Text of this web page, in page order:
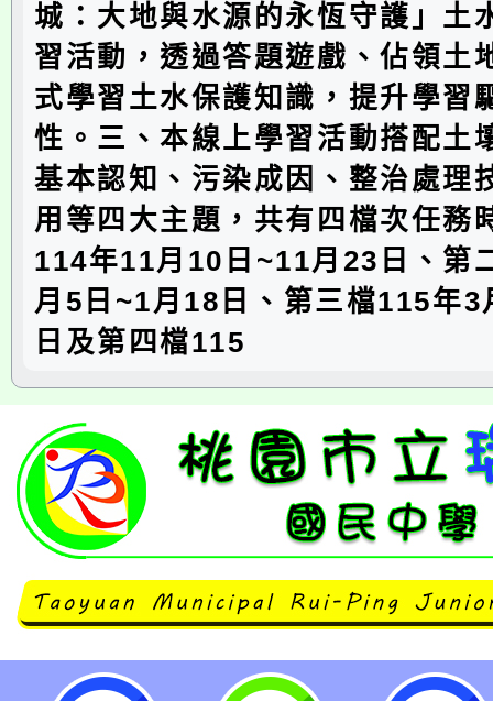
城：大地與水源的永恆守護」土
習活動，透過答題遊戲、佔領土
式學習土水保護知識，提升學習
性。三、本線上學習活動搭配土
基本認知、污染成因、整治處理
用等四大主題，共有四檔次任務
114年11月10日~11月23日、第
月5日~1月18日、第三檔115年
日及第四檔115
neilrpjhstyc網站設計者：徐嘉